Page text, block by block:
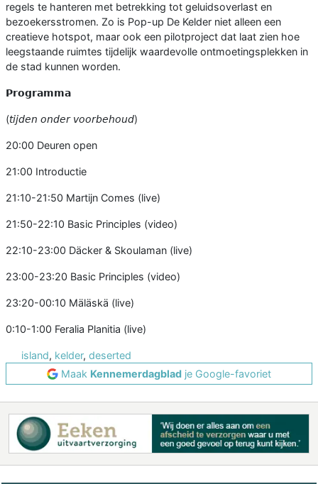
regels te hanteren met betrekking tot geluidsoverlast en
bezoekersstromen. Zo is Pop-up De Kelder niet alleen een
creatieve hotspot, maar ook een pilotproject dat laat zien hoe
leegstaande ruimtes tijdelijk waardevolle ontmoetingsplekken in
de stad kunnen worden.
𝗣𝗿𝗼𝗴𝗿𝗮𝗺𝗺𝗮
(𝘵𝘪𝘫𝘥𝘦𝘯 𝘰𝘯𝘥𝘦𝘳 𝘷𝘰𝘰𝘳𝘣𝘦𝘩𝘰𝘶𝘥)
20:00 Deuren open
21:00 Introductie
21:10-21:50 Martijn Comes (live)
21:50-22:10 Basic Principles (video)
22:10-23:00 Däcker & Skoulaman (live)
23:00-23:20 Basic Principles (video)
23:20-00:10 Mäläskä (live)
0:10-1:00 Feralia Planitia (live)
island, kelder, deserted
Maak Kennemerdagblad je Google-favoriet